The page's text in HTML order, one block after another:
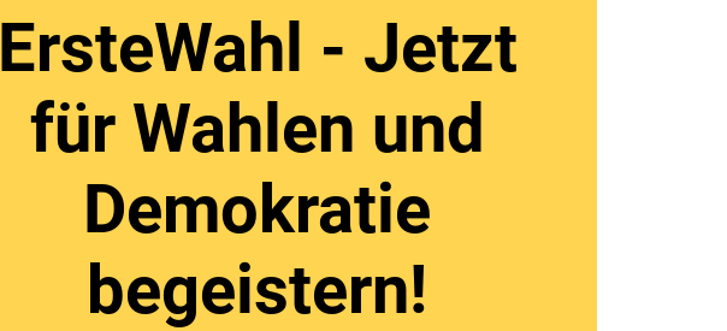
ErsteWahl - Jetzt
für Wahlen und
Demokratie
begeistern!